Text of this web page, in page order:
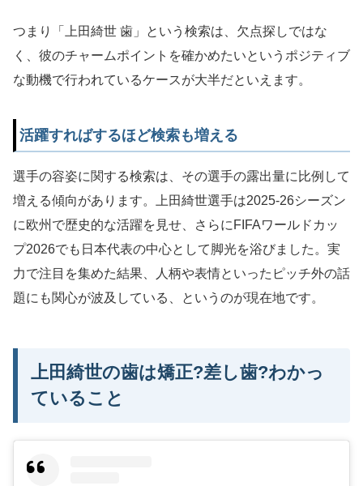
つまり「上田綺世 歯」という検索は、欠点探しではな
く、彼のチャームポイントを確かめたいというポジティブ
な動機で行われているケースが大半だといえます。
活躍すればするほど検索も増える
選手の容姿に関する検索は、その選手の露出量に比例して
増える傾向があります。上田綺世選手は2025-26シーズン
に欧州で歴史的な活躍を見せ、さらにFIFAワールドカッ
プ2026でも日本代表の中心として脚光を浴びました。実
力で注目を集めた結果、人柄や表情といったピッチ外の話
題にも関心が波及している、というのが現在地です。
上田綺世の歯は矯正?差し歯?わかっ
ていること